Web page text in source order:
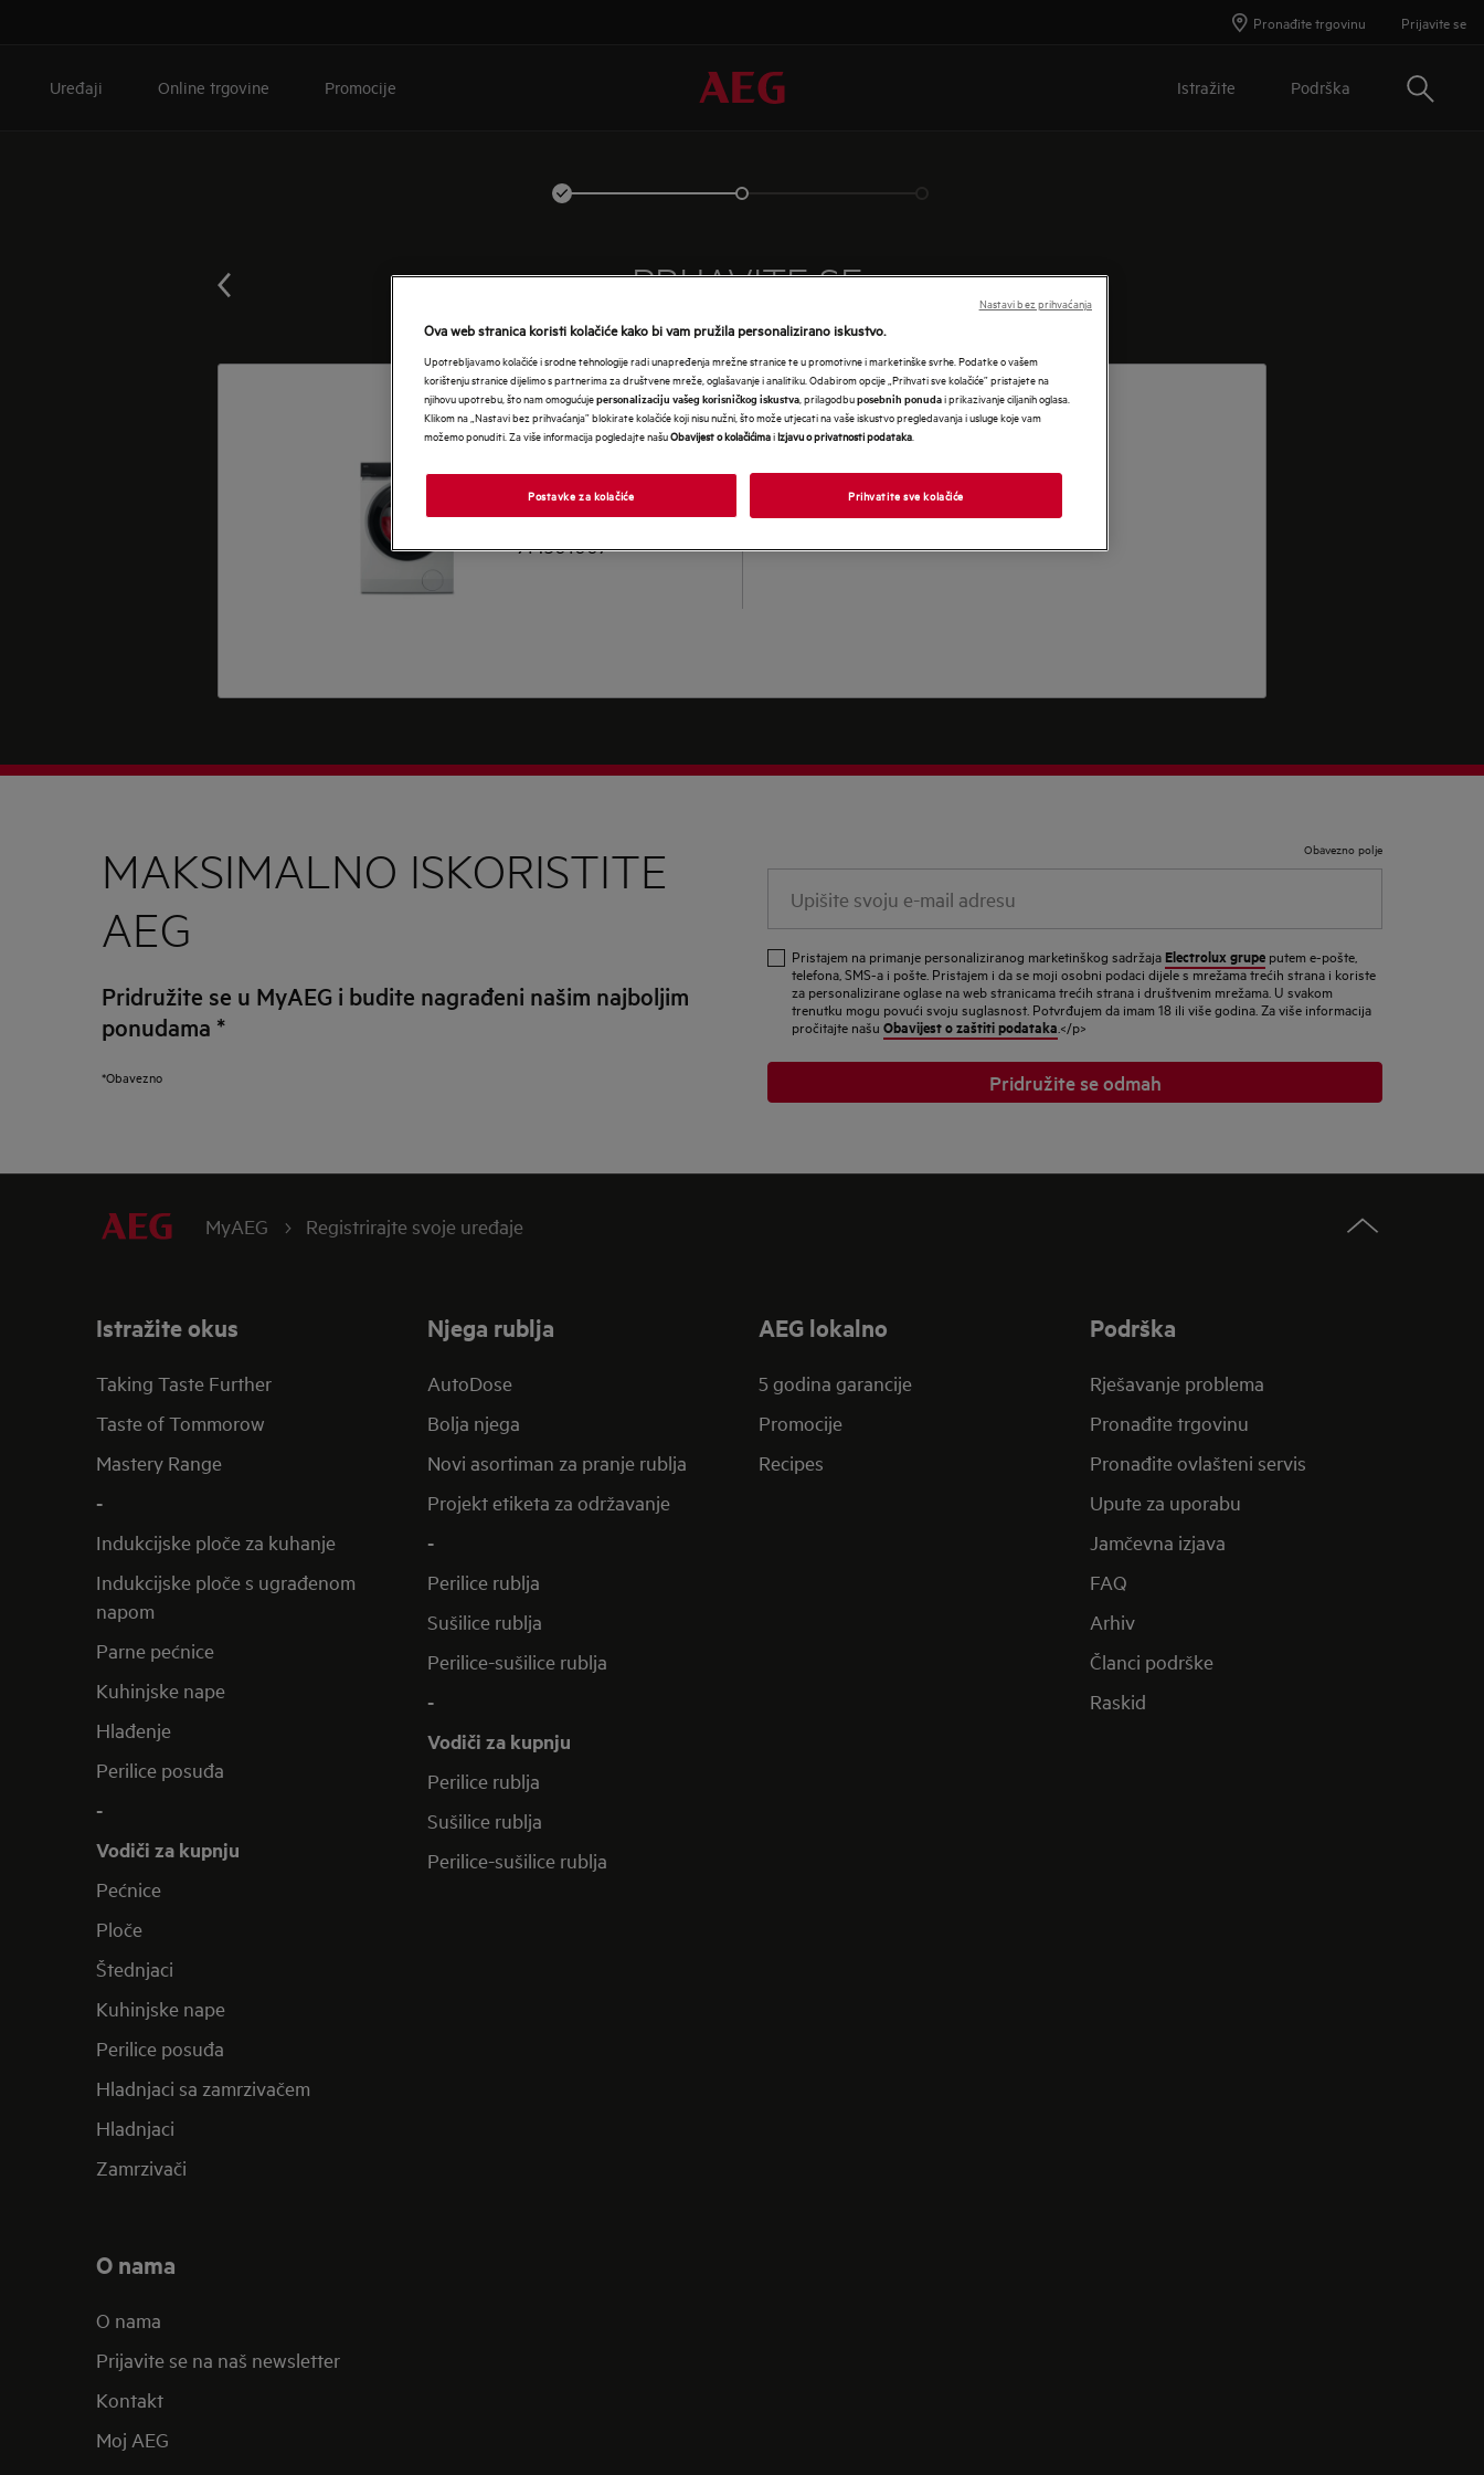
Pronađite trgovinu Prijavite se
Uređaji Online trgovine Promocije Istražite Podrška Traži
PRIJAVITE SE
LFR73944QE
914501007
MAKSIMALNO ISKORISTITE
AEG
Pridružite se u MyAEG i budite nagrađeni našim najboljim
ponudama *
*Obavezno
Obavezno polje
svoju
mail
adresu
Pristajem na primanje personaliziranog marketinškog sadržaja Electrolux grupe putem e-pošte,
telefona, SMS-a i pošte. Pristajem i da se moji osobni podaci dijele s mrežama trećih strana i koriste
za personalizirane oglase na web stranicama trećih strana i društvenim mrežama. U svakom
trenutku mogu povući svoju suglasnost. Potvrđujem da imam 18 ili više godina. Za više informacija
pročitajte našu Obavijest o zaštiti podataka .</p>
Pridružite se odmah
MyAEG Registrirajte svoje uređaje
Istražite okus
Taking Taste Further
Taste of Tommorow
Mastery Range
-
Indukcijske ploče za kuhanje
Indukcijske ploče s ugrađenom
napom
Parne pećnice
Kuhinjske nape
Hlađenje
Perilice posuđa
-
Vodiči za kupnju
Pećnice
Ploče
Štednjaci
Kuhinjske nape
Perilice posuđa
Hladnjaci sa zamrzivačem
Hladnjaci
Zamrzivači
Njega rublja
AutoDose
Bolja njega
Novi asortiman za pranje rublja
Projekt etiketa za održavanje
-
Perilice rublja
Sušilice rublja
Perilice-sušilice rublja
-
Vodiči za kupnju
Perilice rublja
Sušilice rublja
Perilice-sušilice rublja
AEG lokalno
5 godina garancije
Promocije
Recipes
Podrška
Rješavanje problema
Pronađite trgovinu
Pronađite ovlašteni servis
Upute za uporabu
Jamčevna izjava
FAQ
Arhiv
Članci podrške
Raskid
O nama
O nama
Prijavite se na naš newsletter
Kontakt
Moj AEG
Ova web stranica koristi kolačiće kako bi vam pružila personalizirano iskustvo.
Upotrebljavamo kolačiće i srodne tehnologije radi unapređenja mrežne stranice te u promotivne i marketinške svrhe. Podatke o vašem
korištenju stranice dijelimo s partnerima za društvene mreže, oglašavanje i analitiku. Odabirom opcije „Prihvati sve kolačiće” pristajete na
njihovu upotrebu, što nam omogućujepersonalizaciju vašeg korisničkog iskustva , prilagodbuposebnih ponudai prikazivanje ciljanih oglasa.
Klikom na „Nastavi bez prihvaćanja” blokirate kolačiće koji nisu nužni, što može utjecati na vaše iskustvo pregledavanja i usluge koje vam
možemo ponuditi. Za više informacija pogledajte našuObavijest o kolačićimaiIzjavu o privatnosti podataka
Postavke za kolačiće Prihvatite sve kolačiće
Nastavi bez prihvaćanja